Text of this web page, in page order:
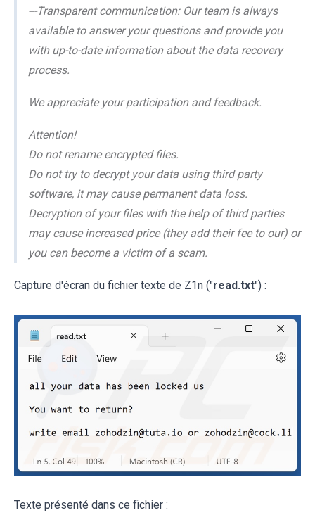
---Transparent communication: Our team is always
available to answer your questions and provide you
with up-to-date information about the data recovery
process.
We appreciate your participation and feedback.
Attention!
Do not rename encrypted files.
Do not try to decrypt your data using third party
software, it may cause permanent data loss.
Decryption of your files with the help of third parties
may cause increased price (they add their fee to our) or
you can become a victim of a scam.
Capture d'écran du fichier texte de Z1n ("read.txt") :
Texte présenté dans ce fichier :